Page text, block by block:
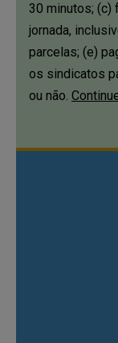
30 minutos; (c)
jornada,
parcelas; (e)
os sindicatos
ou não.